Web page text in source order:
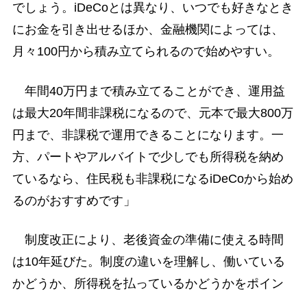
でしょう。iDeCoとは異なり、いつでも好きなとき
にお金を引き出せるほか、金融機関によっては、
月々100円から積み立てられるので始めやすい。
年間40万円まで積み立てることができ、運用益
は最大20年間非課税になるので、元本で最大800万
円まで、非課税で運用できることになります。一
方、パートやアルバイトで少しでも所得税を納め
ているなら、住民税も非課税になるiDeCoから始め
るのがおすすめです」
制度改正により、老後資金の準備に使える時間
は10年延びた。制度の違いを理解し、働いている
かどうか、所得税を払っているかどうかをポイン